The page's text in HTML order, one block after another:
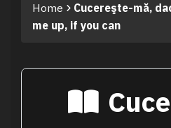
Home
Cucereşte-mă,
me up, if you can